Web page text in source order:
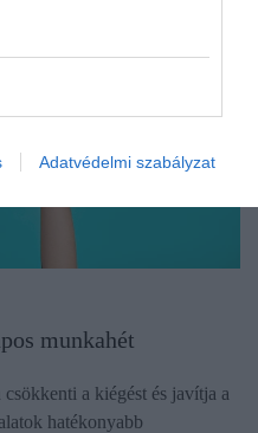
Adatvédelmi szabályzat
munkahét
a kiégést és javítja a
hatékonyabb